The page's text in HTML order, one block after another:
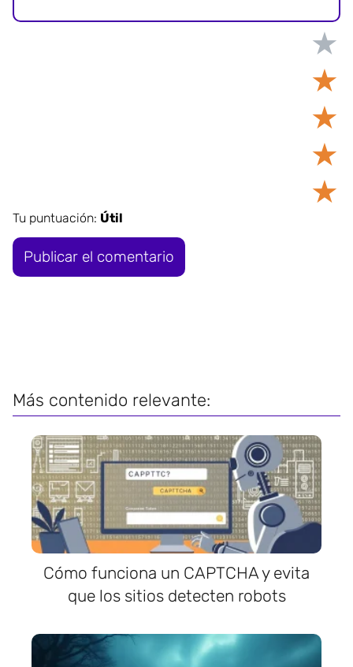
★
★
★
★
★
Tu puntuación: Útil
Más contenido relevante:
Cómo funciona un CAPTCHA y evita
que los sitios detecten robots